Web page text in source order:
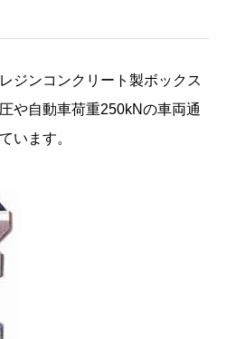
ジンコンクリート製ボックス
や自動車荷重250kNの車両通
います。